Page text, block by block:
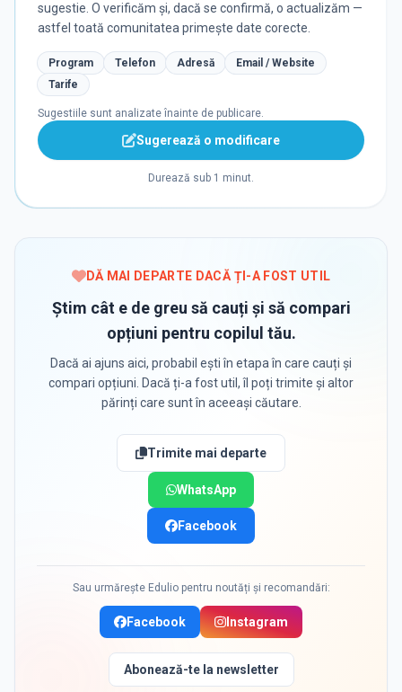
sugestie. O verificăm și, dacă se confirmă, o actualizăm —
astfel toată comunitatea primește date corecte.
Program Telefon Adresă
Email / Website
Tarife
Sugestiile sunt analizate înainte de publicare.
Sugerează o modificare
Durează sub 1 minut.
DĂ MAI DEPARTE DACĂ ȚI-A FOST UTIL
Știm cât e de greu să cauți și să compari
opțiuni pentru copilul tău.
Dacă ai ajuns aici, probabil ești în etapa în care cauți și
compari opțiuni. Dacă ți-a fost util, îl poți trimite și altor
părinți care sunt în aceeași căutare.
Trimite mai departe
WhatsApp
Facebook
Sau urmărește Edulio pentru noutăți și recomandări:
Facebook Instagram
Abonează-te la newsletter